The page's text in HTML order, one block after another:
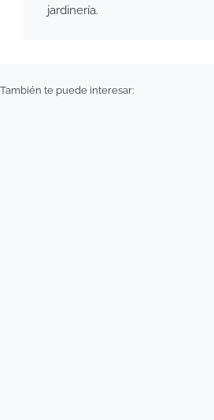
jardinería.
También te puede interesar: